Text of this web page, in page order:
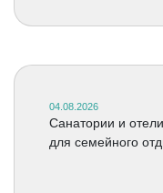
04.08.2026
Санатории и
для семейного